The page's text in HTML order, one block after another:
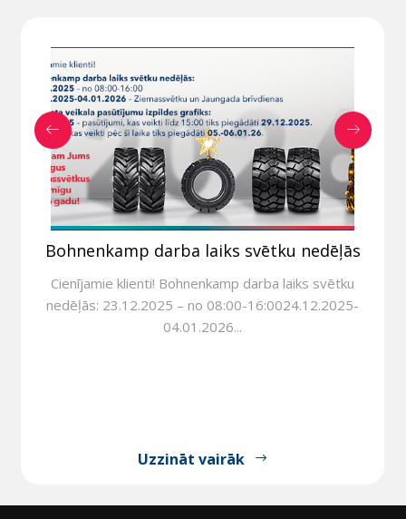
Bohnenkamp darba laiks svētku nedēļās
Cienījamie klienti! Bohnenkamp darba laiks svētku
nedēļās: 23.12.2025 – no 08:00-16:0024.12.2025-
04.01.2026...
Uzzināt vairāk